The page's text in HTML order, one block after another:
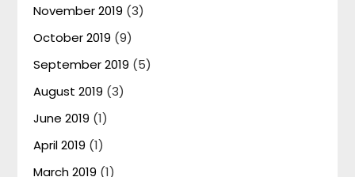
November 2019 (3)
October 2019 (9)
September 2019 (5)
August 2019 (3)
June 2019 (1)
April 2019 (1)
March 2019 (1)